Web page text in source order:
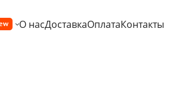
О насДоставкаОплатаКонтакты